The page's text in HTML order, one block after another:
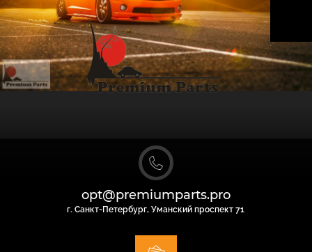
opt@premiumparts.pro
г. Санкт-Петербург, Уманский проспект 71